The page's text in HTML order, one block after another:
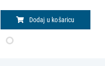
Mogućnost ster
Dodaj u košaricu